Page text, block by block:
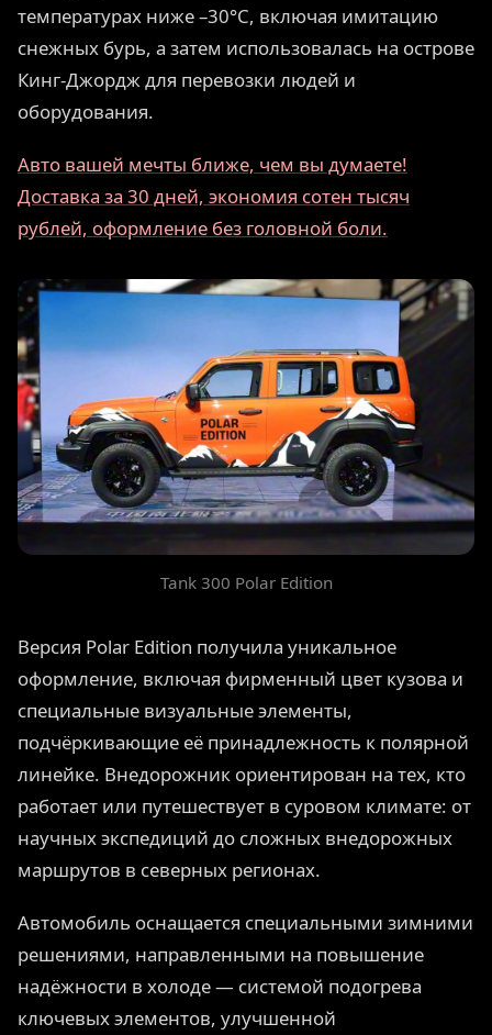
температурах ниже –30°C, включая имитацию
снежных бурь, а затем использовалась на острове
Кинг-Джордж для перевозки людей и
оборудования.
Авто вашей мечты ближе, чем вы думаете!
Доставка за 30 дней, экономия сотен тысяч
рублей, оформление без головной боли.
Tank 300 Polar Edition
Версия Polar Edition получила уникальное
оформление, включая фирменный цвет кузова и
специальные визуальные элементы,
подчёркивающие её принадлежность к полярной
линейке. Внедорожник ориентирован на тех, кто
работает или путешествует в суровом климате: от
научных экспедиций до сложных внедорожных
маршрутов в северных регионах.
Автомобиль оснащается специальными зимними
решениями, направленными на повышение
надёжности в холоде — системой подогрева
ключевых элементов, улучшенной